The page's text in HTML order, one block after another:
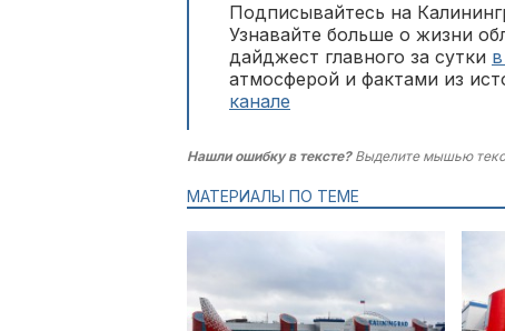
Подписывайтесь на
Узнавайте больше о жизни
дайджест главного за сутки
атмосферой и фактами из
канале
Нашли ошибку в тексте?Выделите мышью
МАТЕРИАЛЫ ПО ТЕМЕ